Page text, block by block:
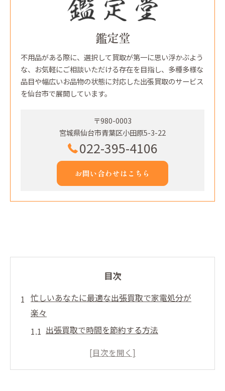
鑑定堂
不用品がある際に、選択して買取が第一に思い浮かぶよう
な、お気軽にご相談いただける存在を目指し、多種多様な
品目や幅広いお品物の状態に対応した出張買取のサービス
を仙台市で展開しています。
〒980-0003
宮城県仙台市青葉区小田原5-3-22
022-395-4106
お問い合わせはこちら
目次
忙しいあなたに最適な出張買取で家電処分が
楽々
出張買取で時間を節約する方法
塩竈市の出張買取サービスの特徴